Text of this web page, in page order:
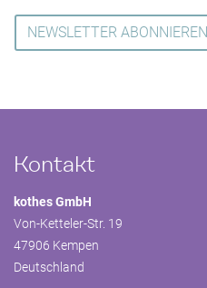
NEWSLETTER ABONNIEREN
Kontakt
kothes GmbH
Von-Ketteler-Str. 19
47906 Kempen
Deutschland